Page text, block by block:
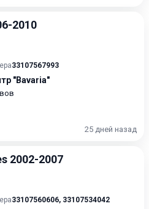
2010
33107567993
"Bavaria"
25 дней назад
2002-2007
33107560606, 33107534042